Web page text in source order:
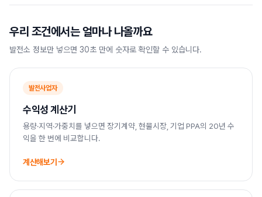
우리 조건에서는 얼마나 나올까요
발전소 정보만 넣으면 30초 만에 숫자로 확인할 수 있습니다.
발전사업자
수익성 계산기
용량·지역·가중치를 넣으면 장기계약, 현물시장, 기업 PPA의 20년 수
익을 한 번에 비교합니다.
계산해보기